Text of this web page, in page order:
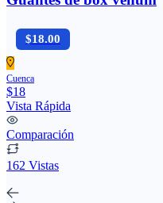
$18.00
Cuenca
$18
Vista Rápida
Comparación
162 Vistas